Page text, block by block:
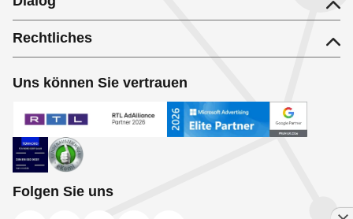
Rechtliches
Uns können Sie vertrauen
Folgen Sie uns